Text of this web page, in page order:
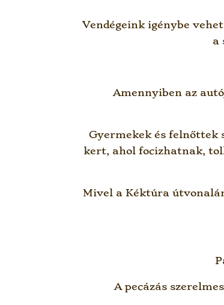
Vendégeink igénybe
a
Amennyiben az
Gyermekek és felnőttek
kert, ahol focizhatnak,
Mivel a Kéktúra
A pecázás